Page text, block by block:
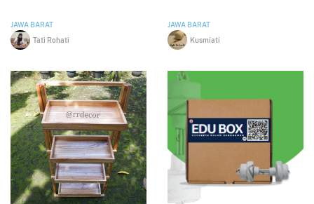
JAWA BARAT
Tati Rohati
JAWA BARAT
Kusmiati